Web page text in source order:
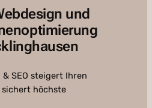
und
SEO steigert Ihren
sichert höchste